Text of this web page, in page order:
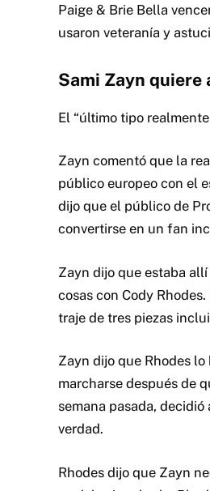
Paige & Brie Bella
usaron veteranía y
Sami Zayn quiere
El “último tipo
Zayn comentó que la
público europeo con el
dijo que el público de
convertirse en un fan
Zayn dijo que estaba
cosas con Cody
traje de tres piezas
Zayn dijo que Rhodes
marcharse después de
semana pasada,
verdad.
Rhodes dijo que Zayn